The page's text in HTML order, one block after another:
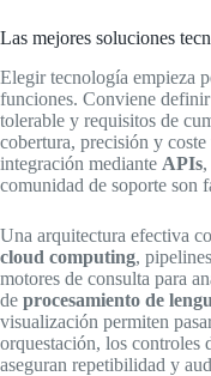
Las mejores soluciones
Elegir tecnología empieza
funciones. Conviene
tolerable y requisitos de
cobertura, precisión y
integración mediante APIs
comunidad de soporte son
Una arquitectura efectiva
cloud computing,
motores de consulta para
de procesamiento de
visualización permiten
orquestación, los controles
aseguran repetibilidad y